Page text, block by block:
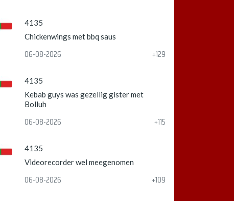
4135
Chickenwings met bbq saus
06-08-2026 +129
4135
Kebab guys was gezellig gister met
Bolluh
06-08-2026 +115
4135
Videorecorder wel meegenomen
06-08-2026 +109